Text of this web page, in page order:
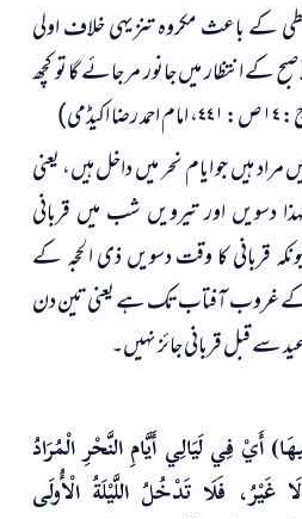
کے باعث مکروہ تنزیہی خلاف اولی
کے انتظار میں جانور مر جائے گا تو کچھ
ہیں جو ایام نحر میں داخل ہیں، یعنی
دسویں اور تیرویں شب میں قربانی
قربانی کا وقت دسویں ذی الحجہ کے
غروب آفتاب تک ہے یعنی تین دن
سے قبل قربانی جائز نہیں۔
أَيْ فِي لَيَالِي أَيَّامِ النَّحْرِ الْمُرَادُ
غَيْرُ، فَلَا تَدْخُلُ اللَّيْلَةُ الْأُولَى